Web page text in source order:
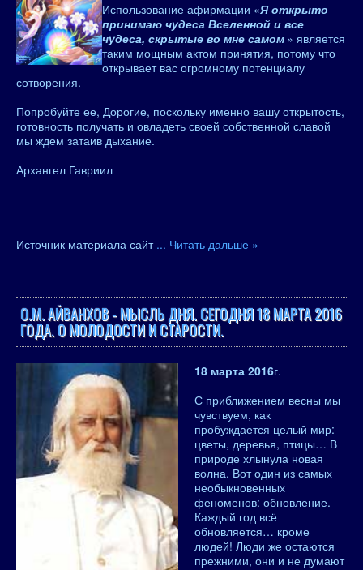
Использование афирмации «Я открыто
принимаю чудеса Вселенной и все
чудеса, скрытые во мне самом » является
таким мощным актом принятия, потому что
открывает вас огромному потенциалу
сотворения.
Попробуйте ее, Дорогие, поскольку именно вашу открытость,
готовность получать и овладеть своей собственной славой
мы ждем затаив дыхание.
Архангел Гавриил
Источник материала сайт ... Читать дальше »
О.М. АЙВАНХОВ - МЫСЛЬ ДНЯ. СЕГОДНЯ 18 МАРТА 2016
ГОДА. О МОЛОДОСТИ И СТАРОСТИ.
18 марта 2016г.
С приближением весны мы
чувствуем, как
пробуждается целый мир:
цветы, деревья, птицы… В
природе хлынула новая
волна. Вот один из самых
необыкновенных
феноменов: обновление.
Каждый год всё
обновляется… кроме
людей! Люди же остаются
прежними, они и не думают